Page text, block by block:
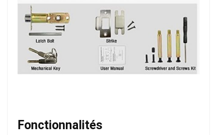
Fonctionnalités